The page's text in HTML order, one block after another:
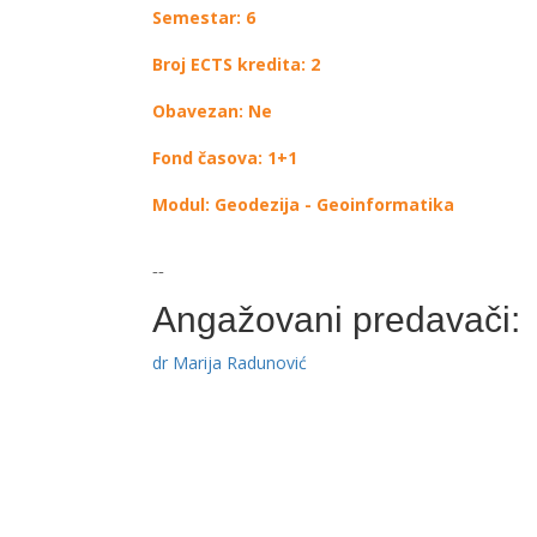
Semestar: 6
Broj ECTS kredita: 2
Obavezan: Ne
Fond časova: 1+1
Modul: Geodezija - Geoinformatika
--
Angažovani predavači:
dr Marija Radunović